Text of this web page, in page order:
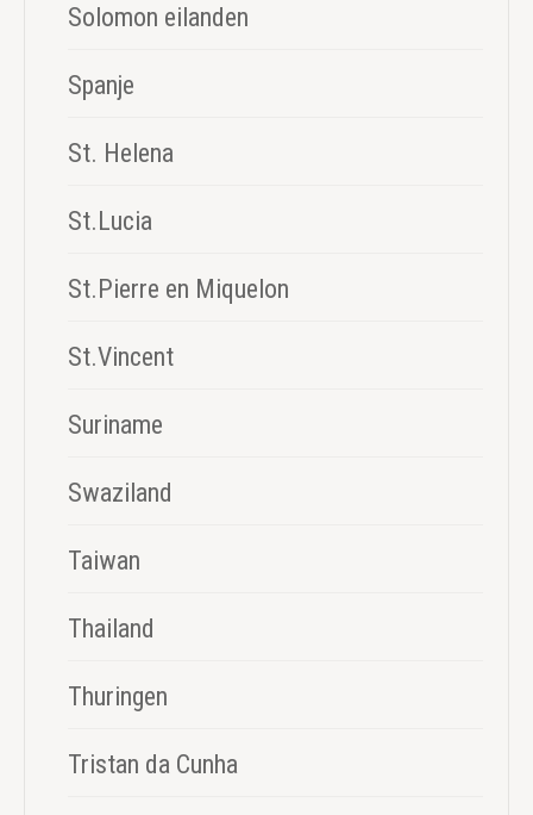
Solomon eilanden
Spanje
St. Helena
St.Lucia
St.Pierre en Miquelon
St.Vincent
Suriname
Swaziland
Taiwan
Thailand
Thuringen
Tristan da Cunha